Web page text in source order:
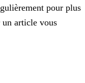
pour plus
un article vous